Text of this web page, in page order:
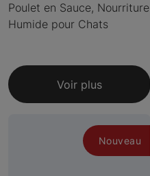
Poulet en Sauce, Nourriture
Humide pour Chats
Voir plus
Nouveau